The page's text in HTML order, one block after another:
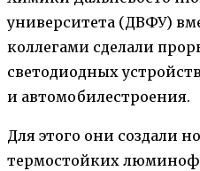
университета (ДВФУ)
коллегами сделали
светодиодных
и автомобилестроения.
Для этого они создали
термостойких